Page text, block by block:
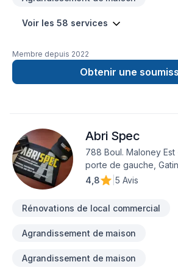
Voir les 58 services
Membre depuis 2022
Obtenir une
Abri Spec
788 Boul. Maloney
porte de gauche,
4,8
5 Avis
Rénovations de local commercial
Agrandissement de maison
Agrandissement de maison